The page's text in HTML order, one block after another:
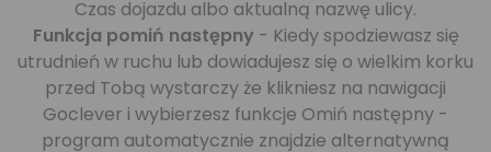
Czas dojazdu albo aktualną nazwę ulicy.
Funkcja pomiń następny - Kiedy spodziewasz się
utrudnień w ruchu lub dowiadujesz się o wielkim korku
przed Tobą wystarczy że klikniesz na nawigacji
Goclever i wybierzesz funkcje Omiń następny -
program automatycznie znajdzie alternatywną